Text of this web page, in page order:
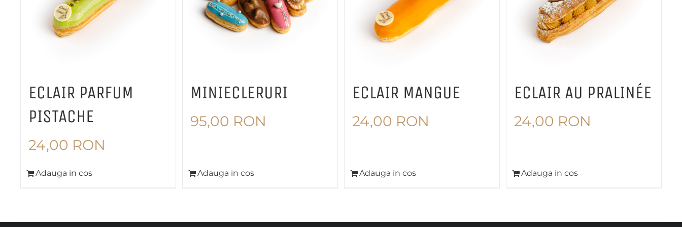
ECLAIR PARFUM
PISTACHE
24,00 RON
Adauga in cos
MINIECLERURI
95,00 RON
Adauga in cos
ECLAIR MANGUE
24,00 RON
Adauga in cos
ECLAIR AU PRALINÉE
24,00 RON
Adauga in cos